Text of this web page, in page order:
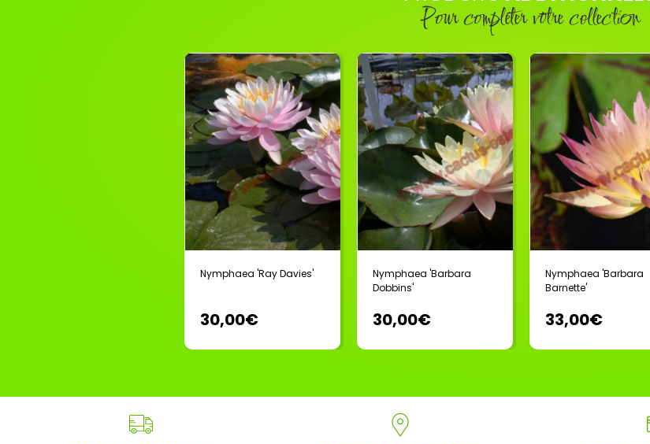
Pour compléter votre collection
Nymphaea 'Ray Davies'
30,00€
Nymphaea 'Barbara
Dobbins'
30,00€
Nymphaea 'Barbara
Barnette'
33,00€